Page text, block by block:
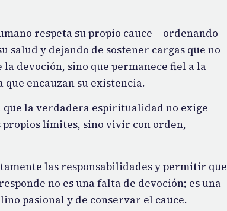
respeta su propio cauce —ordenando
salud y dejando de sostener cargas que no
devoción, sino que permanece fiel a la
encauzan su existencia.
que la verdadera espiritualidad no exige
límites, sino vivir con orden,
las responsabilidades y permitir que
no es una falta de devoción; es una
pasional y de conservar el cauce.